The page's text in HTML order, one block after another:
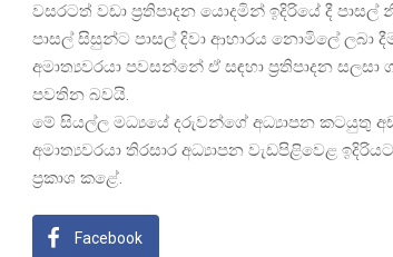
වසරටත් වඩා ප්‍රතිපාදන යොදමින් ඉදිරියේ දී
පාසල් සිසුන්ට පාසල් දිවා ආහාරය නොමිලේ ලබා
අමාත්‍යවරයා පවසන්නේ ඒ සඳහා ප්‍රතිපාදන
පවතින බවයි.
මේ සියල්ල මධ්‍යයේ දරුවන්ගේ අධ්‍යාපන කටයුතු
අමාත්‍යවරයා තිරසාර අධ්‍යාපන වැඩපිළිවෙළ
ප්‍රකාශ කළේ.
Facebook